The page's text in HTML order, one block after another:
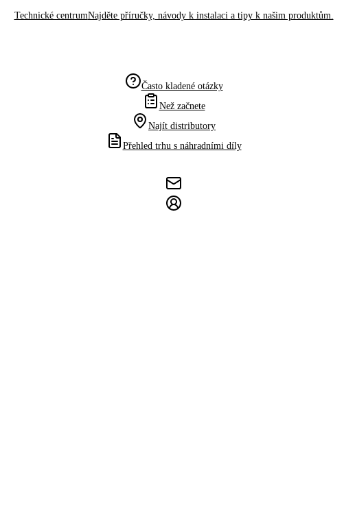
Technické centrumNajděte příručky, návody k instalaci a tipy k našim produktům.
Často kladené otázky
Než začnete
Najít distributory
Přehled trhu s náhradními díly